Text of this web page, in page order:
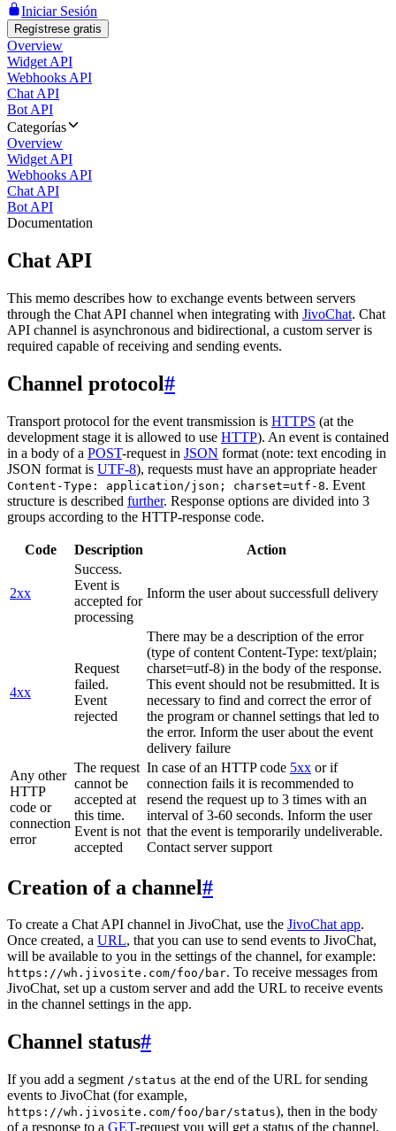
Iniciar Sesión
Regístrese gratis
Overview
Widget API
Webhooks API
Chat API
Bot API
Categorías
Overview
Widget API
Webhooks API
Chat API
Bot API
Documentation
Chat API
This memo describes how to exchange events between servers
through the Chat API channel when integrating with JivoChat. Chat
API channel is asynchronous and bidirectional, a custom server is
required capable of receiving and sending events.
Channel protocol#
Transport protocol for the event transmission is HTTPS (at the
development stage it is allowed to use HTTP). An event is contained
in a body of a POST-request in JSON format (note: text encoding in
JSON format is UTF-8), requests must have an appropriate header
Content-Type: application/json; charset=utf-8. Event
structure is described further. Response options are divided into 3
groups according to the HTTP-response code.
Code Description Action
2xx
Success.
Event is
accepted for
processing
Inform the user about successfull delivery
4xx
Request
failed.
Event
rejected
There may be a description of the error
(type of content Content-Type: text/plain;
charset=utf-8) in the body of the response.
This event should not be resubmitted. It is
necessary to find and correct the error of
the program or channel settings that led to
the error. Inform the user about the event
delivery failure
Any other
HTTP
code or
connection
error
The request
cannot be
accepted at
this time.
Event is not
accepted
In case of an HTTP code 5xx or if
connection fails it is recommended to
resend the request up to 3 times with an
interval of 3-60 seconds. Inform the user
that the event is temporarily undeliverable.
Contact server support
Creation of a channel#
To create a Chat API channel in JivoChat, use the JivoChat app.
Once created, a URL, that you can use to send events to JivoChat,
will be available to you in the settings of the channel, for example:
https://wh.jivosite.com/foo/bar. To receive messages from
JivoChat, set up a custom server and add the URL to receive events
in the channel settings in the app.
Channel status#
If you add a segment /status at the end of the URL for sending
events to JivoChat (for example,
https://wh.jivosite.com/foo/bar/status), then in the body
of a response to a GET-request you will get a status of the channel,